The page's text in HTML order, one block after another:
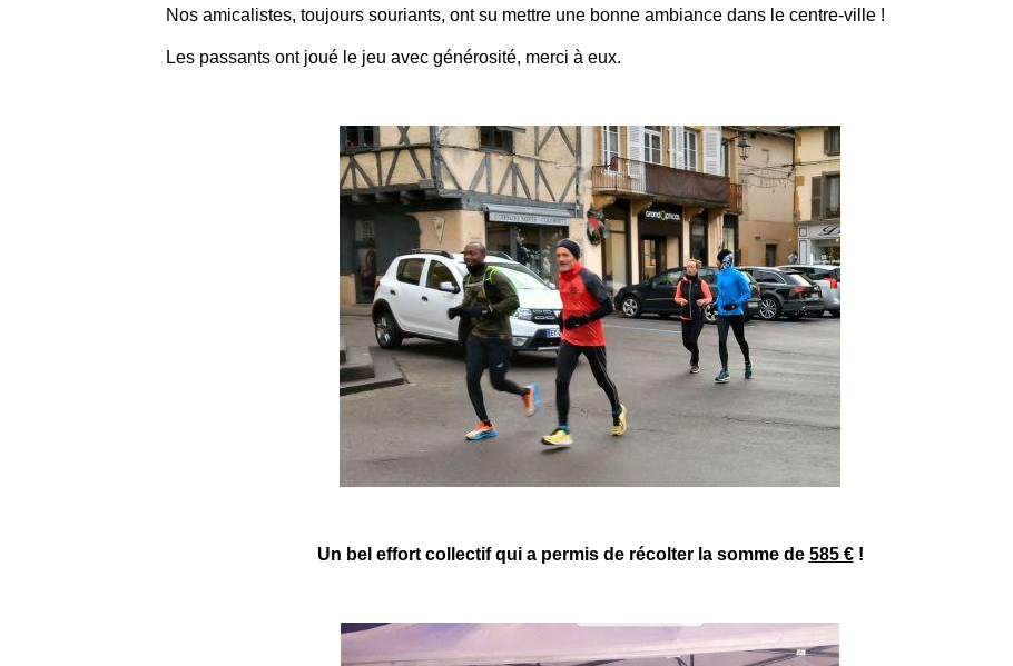
Nos amicalistes, toujours souriants, ont su mettre une bonne ambiance dans le centre-ville !
Les passants ont joué le jeu avec générosité, merci à eux.
Un bel effort collectif qui a permis de récolter la somme de 585 €!